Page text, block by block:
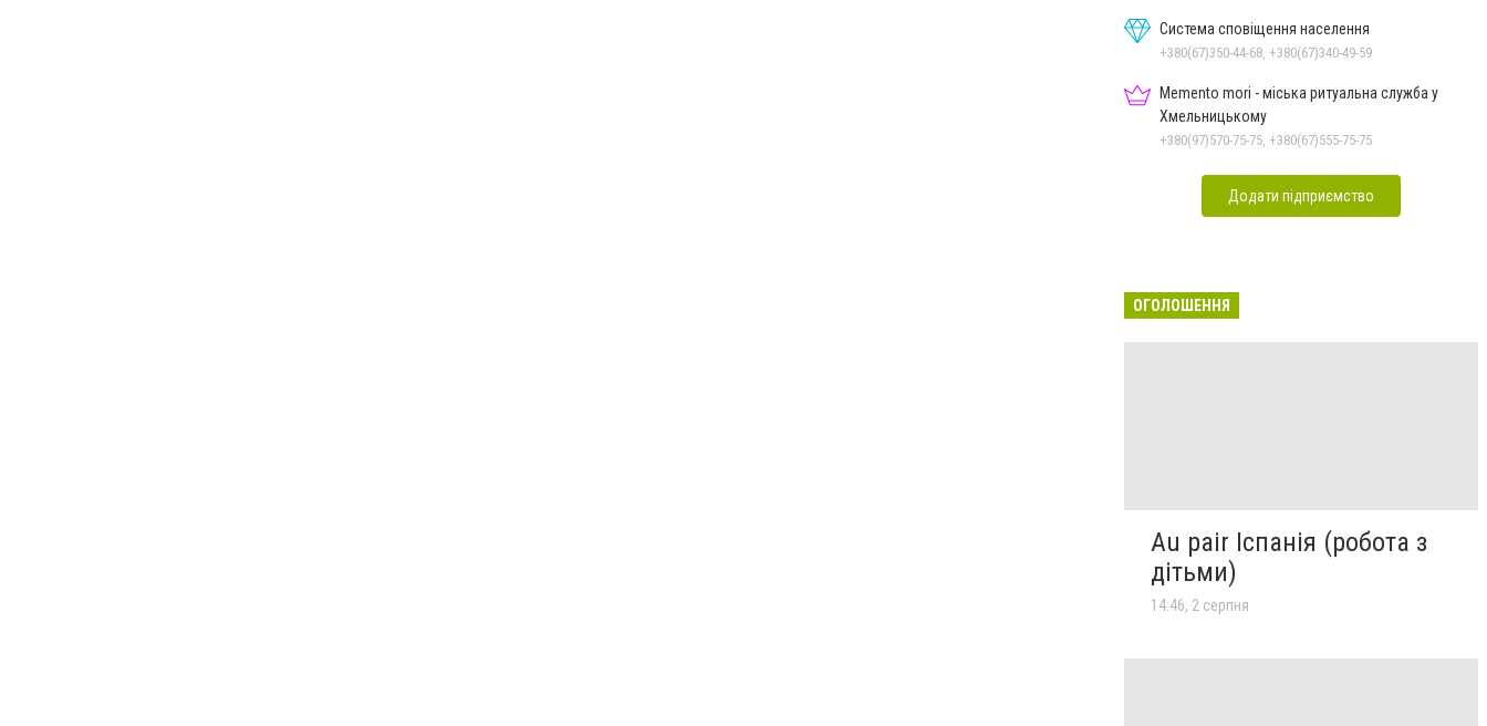
Система сповіщення населення
+380(67)350-44-68, +380(67)340-49-59
Memento mori - міська ритуальна служба у
Хмельницькому
+380(97)570-75-75, +380(67)555-75-75
Додати підприємство
ОГОЛОШЕННЯ
Au pair Іспанія (робота з
дітьми)
14:46, 2 серпня